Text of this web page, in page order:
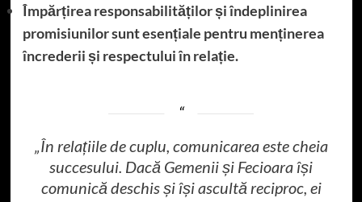
Împărțirea responsabilităților și îndeplinirea
promisiunilor sunt esențiale pentru menținerea
încrederii și respectului în relație.
„În relațiile de cuplu, comunicarea este cheia
succesului. Dacă Gemenii și Fecioara își
comunică deschis și își ascultă reciproc, ei